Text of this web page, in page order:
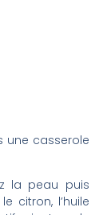
une casserole
la peau puis
citron, l’huile